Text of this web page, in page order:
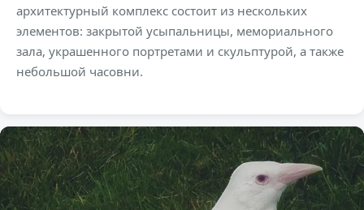
архитектурный комплекс состоит из нескольких
элементов: закрытой усыпальницы, мемориального
зала, украшенного портретами и скульптурой, а также
небольшой часовни.